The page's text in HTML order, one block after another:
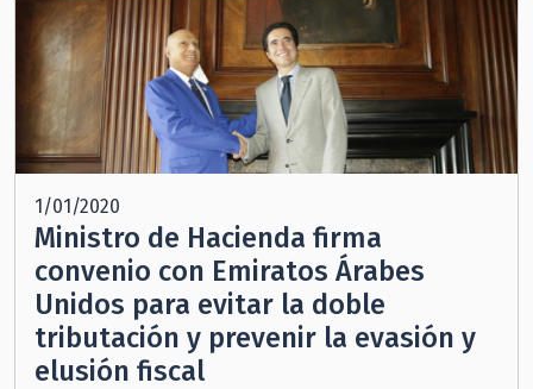
1/01/2020
Ministro de Hacienda firma
convenio con Emiratos Árabes
Unidos para evitar la doble
tributación y prevenir la evasión y
elusión fiscal